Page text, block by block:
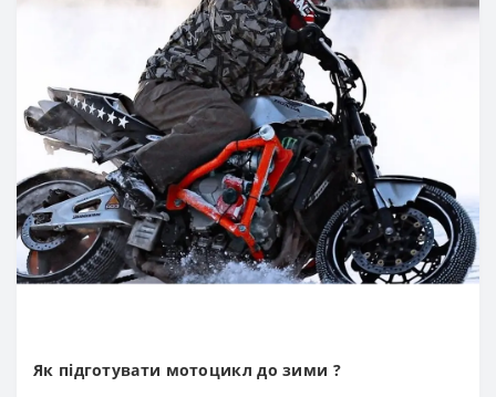
Як підготувати мотоцикл до зими ?